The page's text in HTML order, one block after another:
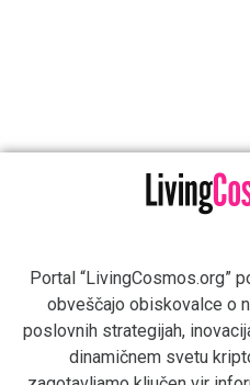
Portal “LivingCosmos.org”
obveščajo obiskovalce o
poslovnih strategijah,
dinamičnem svetu